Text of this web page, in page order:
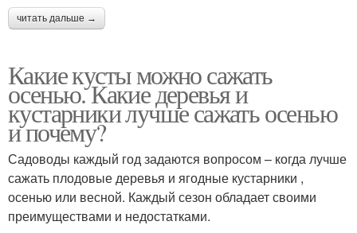
читать дальше →
Какие кусты можно сажать
осенью. Какие деревья и
кустарники лучше сажать осенью
и почему?
Садоводы каждый год задаются вопросом – когда лучше
сажать плодовые деревья и ягодные кустарники ,
осенью или весной. Каждый сезон обладает своими
преимуществами и недостатками.